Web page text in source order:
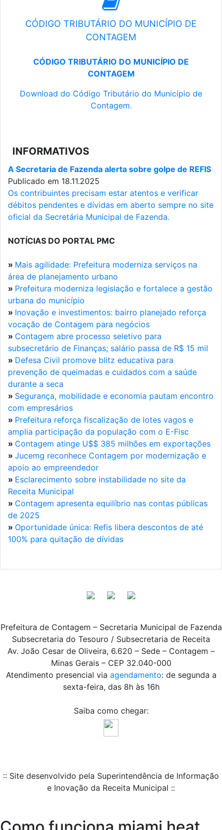
CÓDIGO TRIBUTÁRIO DO MUNICÍPIO DE
CONTAGEM
CÓDIGO TRIBUTÁRIO DO MUNICÍPIO DE
CONTAGEM
Download do Código Tributário do Município de
Contagem.
INFORMATIVOS
A Secretaria de Fazenda alerta sobre golpe de REFIS
Publicado em 18.11.2025
Os contribuintes precisam estar atentos e verificar
débitos pendentes e dívidas em aberto sempre no site
oficial da Secretária Municipal de Fazenda.
NOTÍCIAS DO PORTAL PMC
» Mais agilidade: Prefeitura moderniza serviços na
área de planejamento urbano
» Prefeitura moderniza legislação e fortalece a gestão
urbana do município
» Inovação e investimentos: bairro planejado reforça
vocação de Contagem para negócios
» Contagem abre processo seletivo para
subsecretário de Finanças; salário passa de R$ 15 mil
» Defesa Civil promove blitz educativa para
prevenção de queimadas e cuidados com a saúde
durante a seca
» Segurança, mobilidade e economia pautam encontro
com empresários
» Prefeitura reforça fiscalização de lotes vagos e
amplia participação da população com o E-Fisc
» Contagem atinge U$$ 385 milhões em exportações
» Jucemg reconhece Contagem por modernização e
apoio ao empreendedor
» Esclarecimento sobre instabilidade no site da
Receita Municipal
» Contagem apresenta equilíbrio nas contas públicas
de 2025
» Oportunidade única: Refis libera descontos de até
100% para quitação de dívidas
Prefeitura de Contagem – Secretaria Municipal de Fazenda
Subsecretaria do Tesouro / Subsecretaria de Receita
Av. João Cesar de Oliveira, 6.620 – Sede – Contagem –
Minas Gerais – CEP 32.040-000
Atendimento presencial via agendamento: de segunda a
sexta-feira, das 8h às 16h
Saiba como chegar:
:: Site desenvolvido pela Superintendência de Informação
e Inovação da Receita Municipal ::